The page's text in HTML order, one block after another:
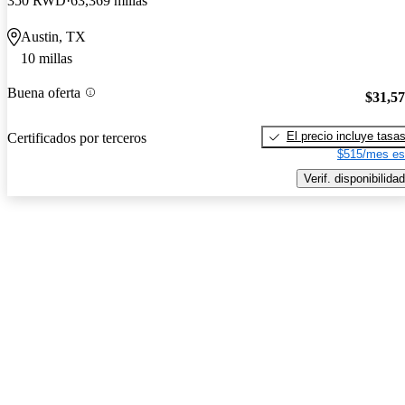
Austin, TX
10 millas
Buena oferta
Certificados por terceros
El precio incluye tasas
$515/mes
Verif. disponibilidad